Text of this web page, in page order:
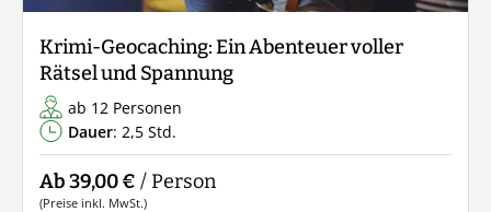
Krimi-Geocaching: Ein Abenteuer voller
Rätsel und Spannung
ab 12 Personen
Dauer: 2,5 Std.
Ab 39,00 € / Person
(Preise inkl. MwSt.)